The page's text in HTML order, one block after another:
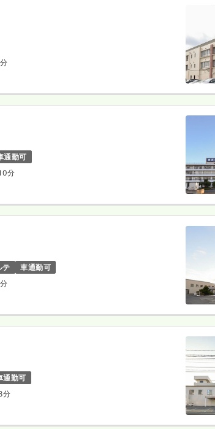
通勤可
分
テ
車通勤可
通勤可
分